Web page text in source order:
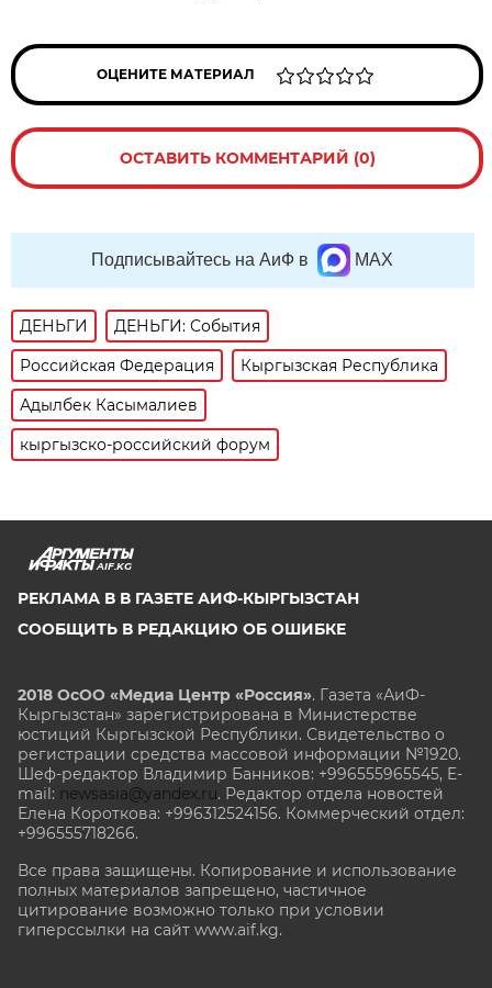
ОЦЕНИТЕ МАТЕРИАЛ
ОСТАВИТЬ КОММЕНТАРИЙ (0)
Подписывайтесь на АиФ в MAX
ДЕНЬГИ
ДЕНЬГИ: События
Российская Федерация
Кыргызская Республика
Адылбек Касымалиев
кыргызско-российский форум
AIF.KG
РЕКЛАМА В В ГАЗЕТЕ АИФ-КЫРГЫЗСТАН
СООБЩИТЬ В РЕДАКЦИЮ ОБ ОШИБКЕ
2018 ОсОО «Медиа Центр «Россия». Газета «АиФ-
Кыргызстан» зарегистрирована в Министерстве
юстиций Кыргызской Республики. Свидетельство о
регистрации средства массовой информации №1920.
Шеф-редактор Владимир Банников: +996555965545, E-
mail: newsasia@yandex.ru. Редактор отдела новостей
Елена Короткова: +996312524156. Коммерческий отдел:
+996555718266.
Все права защищены. Копирование и использование
полных материалов запрещено, частичное
цитирование возможно только при условии
гиперссылки на сайт www.aif.kg.